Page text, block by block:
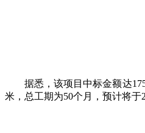
据悉，该项目中标金额达
米，总工期为50个月，预计将